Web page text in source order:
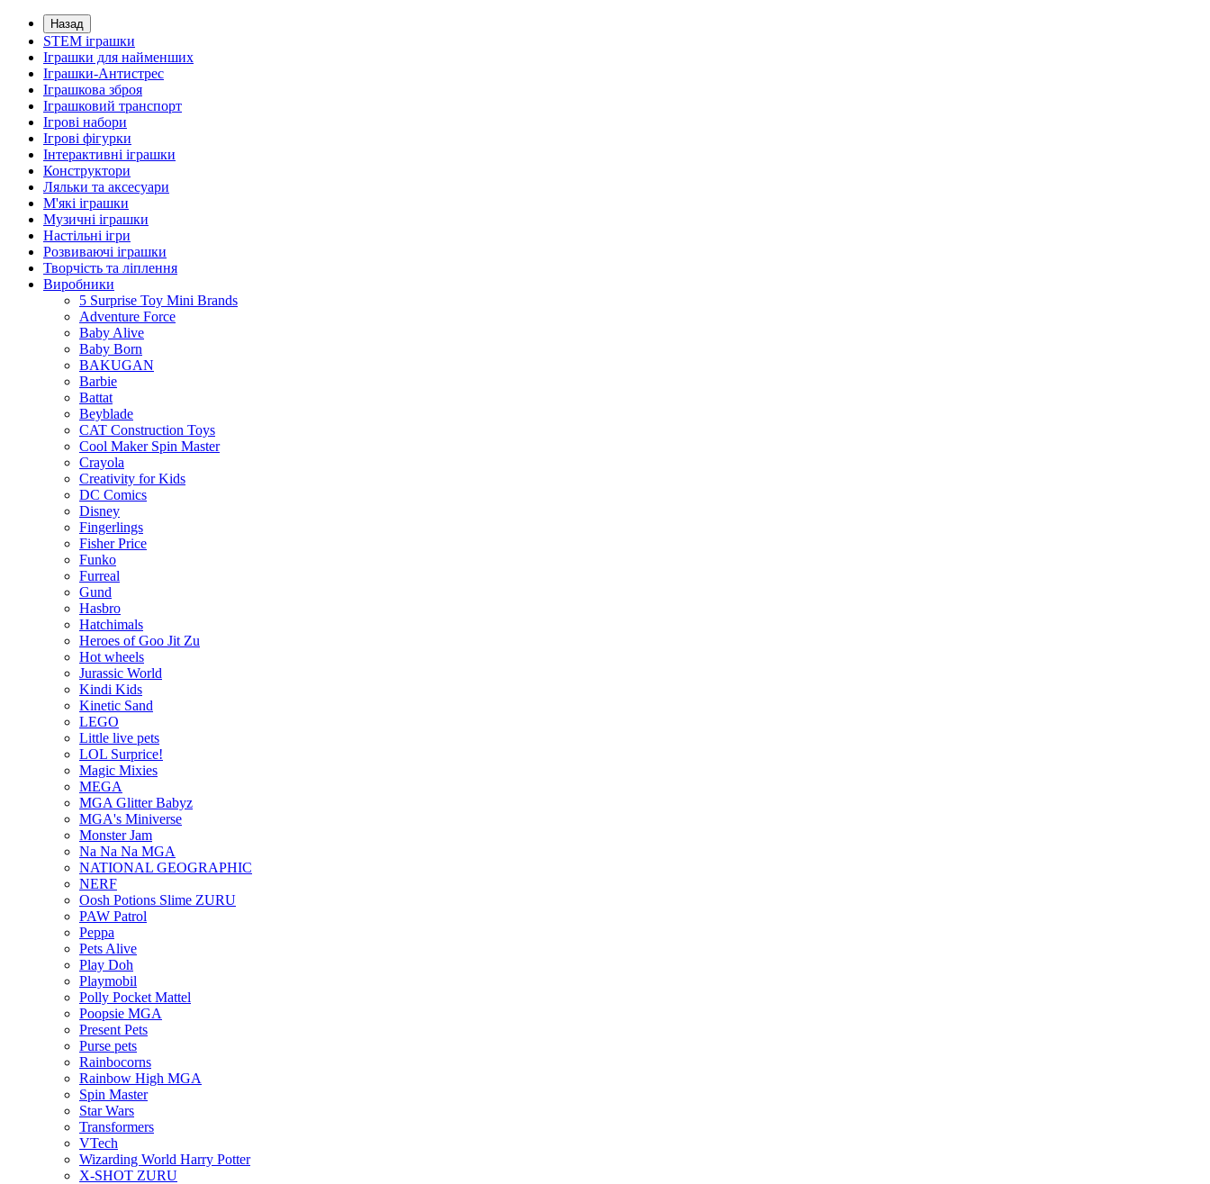
Назад
STEM іграшки
Іграшки для найменших
Іграшки-Антистрес
Іграшкова зброя
Іграшковий транспорт
Ігрові набори
Ігрові фігурки
Інтерактивні іграшки
Конструктори
Ляльки та аксесуари
М'які іграшки
Музичні іграшки
Настільні iгри
Розвиваючі іграшки
Творчість та ліплення
Виробники
5 Surprise Toy Mini Brands
Adventure Force
Baby Alive
Baby Born
BAKUGAN
Barbie
Battat
Beyblade
CAT Construction Toys
Cool Maker Spin Master
Crayola
Creativity for Kids
DC Comics
Disney
Fingerlings
Fisher Price
Funko
Furreal
Gund
Hasbro
Hatchimals
Heroes of Goo Jit Zu
Hot wheels
Jurassic World
Kindi Kids
Kinetic Sand
LEGO
Little live pets
LOL Surprice!
Magic Mixies
MEGA
MGA Glitter Babyz
MGA's Miniverse
Monster Jam
Na Na Na MGA
NATIONAL GEOGRAPHIC
NERF
Oosh Potions Slime ZURU
PAW Patrol
Peppa
Pets Alive
Play Doh
Playmobil
Polly Pocket Mattel
Poopsie MGA
Present Pets
Purse pets
Rainbocorns
Rainbow High MGA
Spin Master
Star Wars
Transformers
VTech
Wizarding World Harry Potter
X-SHOT ZURU